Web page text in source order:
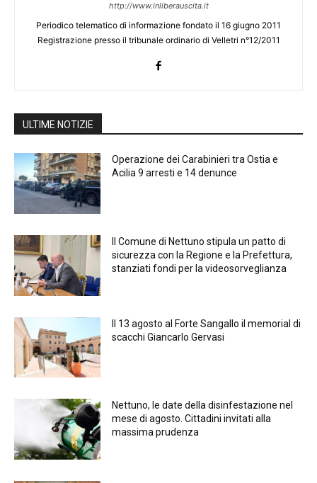
http://www.inliberauscita.it
Periodico telematico di informazione fondato il 16 giugno 2011
Registrazione presso il tribunale ordinario di Velletri n°12/2011
ULTIME NOTIZIE
Operazione dei Carabinieri tra Ostia e
Acilia 9 arresti e 14 denunce
Il Comune di Nettuno stipula un patto di
sicurezza con la Regione e la Prefettura,
stanziati fondi per la videosorveglianza
Il 13 agosto al Forte Sangallo il memorial di
scacchi Giancarlo Gervasi
Nettuno, le date della disinfestazione nel
mese di agosto. Cittadini invitati alla
massima prudenza